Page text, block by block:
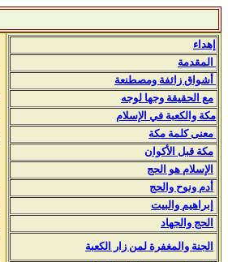
إهداء
المقدمة
أشواق زائفة ومصطنعة
مع الحقيقة وجها لوجه
مكة والكعبة في الإسلام
معنى كلمة مكة
مكة قبل الأكوان
الإسلام هو الحج
أدم ونوح والحج
إبراهيم والبيت
الحج والجهاد
الجنة والمغفرة لمن زار الكعبة